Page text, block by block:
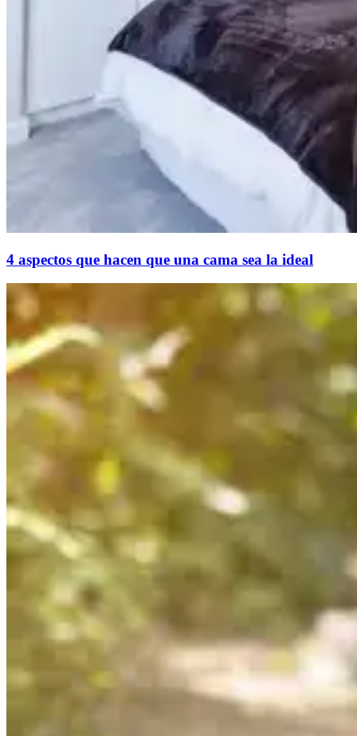
4 aspectos que hacen que una cama sea la ideal